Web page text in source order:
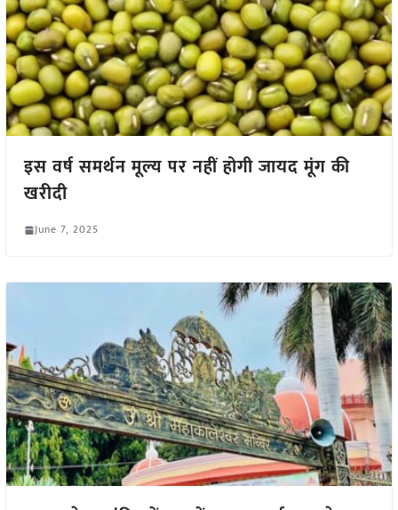
इस वर्ष समर्थन मूल्य पर नहीं होगी जायद मूंग की
खरीदी
June 7, 2025